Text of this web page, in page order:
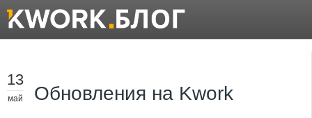
13
май Обновления на Kwork